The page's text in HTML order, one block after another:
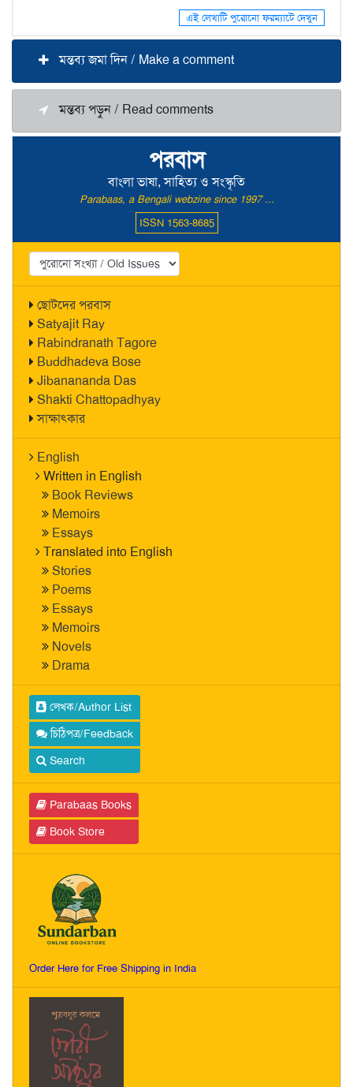
পরবাস
বাংলা ভাষা, সাহিত্য ও সংস্কৃতি
Parabaas, a Bengali webzine since 1997 ...
ISSN 1563-8685
ছোটদের পরবাস
Satyajit Ray
Rabindranath Tagore
Buddhadeva Bose
Jibanananda Das
Shakti Chattopadhyay
সাক্ষাৎকার
English
Written in English
Book Reviews
Memoirs
Essays
Translated into English
Stories
Poems
Essays
Memoirs
Novels
Drama
লেখক/Author List
চিঠিপত্র/Feedback
Search
Parabaas Books
Book Store
Order Here for Free Shipping in India
এই লেখাটি পুরোনো ফরম্যাটে দেখুন
মন্তব্য জমা দিন / Make a comment
মন্তব্য পড়ুন / Read comments